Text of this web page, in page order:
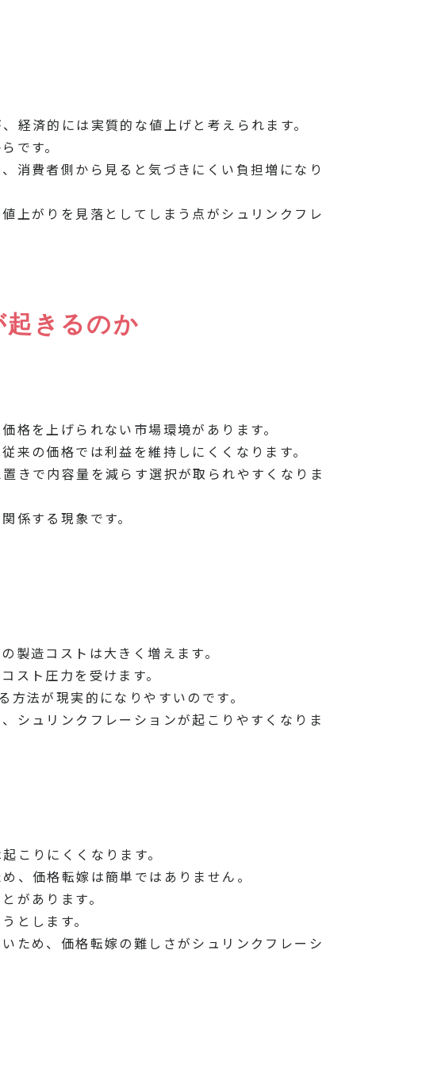
経済的には実質的な値上げと考えられます。
です。
消費者側から見ると気づきにくい負担増になり
上がりを見落としてしまう点がシュリンクフレ
きるのか
格を上げられない市場環境があります。
来の価格では利益を維持しにくくなります。
きで内容量を減らす選択が取られやすくなりま
係する現象です。
製造コストは大きく増えます。
スト圧力を受けます。
法が現実的になりやすいのです。
シュリンクフレーションが起こりやすくなりま
こりにくくなります。
、価格転嫁は簡単ではありません。
があります。
とします。
ため、価格転嫁の難しさがシュリンクフレーシ